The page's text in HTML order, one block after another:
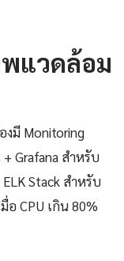
แวดล้อม
งมี Monitoring
Grafana สำหรับ
Stack สำหรับ
อ CPU เกิน 80%